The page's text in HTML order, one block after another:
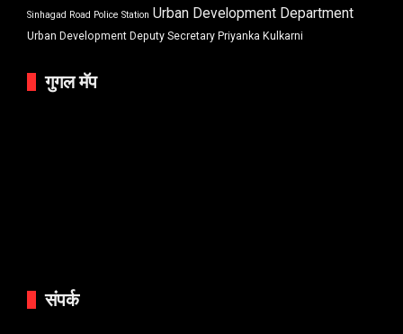
Sinhagad Road Police Station Urban Development Department
Urban Development Deputy Secretary Priyanka Kulkarni
गुगल मॅप
संपर्क